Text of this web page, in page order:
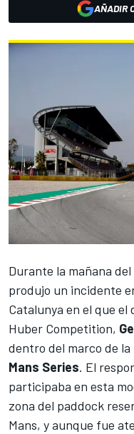
AÑADIR
Durante la mañana
produjo un incidente
Catalunya en el que el
Huber Competition,
dentro del marco de la
Mans Series. El
participaba en esta
zona del paddock
Mans, y aunque fue